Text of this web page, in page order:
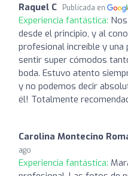
Raquel C Publicada en
Experiencia fantástica:
desde el principio, y al
profesional increíble y una
sentir super cómodos
boda. Estuvo atento
y no podemos decir
él! Totalmente
Carolina Montecino
ago
Experiencia fantástica: